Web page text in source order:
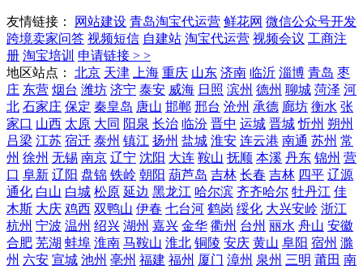
友情链接： 网站建设 青岛淘宝代运营 鲜花网 微信公众号开发
跨境卖家问答 视频短信 自建站 淘宝代运营 视频会议 工商注
册 淘宝培训 申请链接 > >
地区站点：
北京 天津 上海 重庆 山东 济南 临沂 淄博 青岛 枣
庄 东营 烟台 潍坊 济宁 泰安 威海 日照 滨州 德州 聊城 菏泽 河
北 石家庄 保定 秦皇岛 唐山 邯郸 邢台 沧州 承德 廊坊 衡水 张
家口 山西 太原 大同 阳泉 长治 临汾 晋中 运城 晋城 忻州 朔州
吕梁 江苏 宿迁 泰州 镇江 扬州 盐城 淮安 连云港 南通 苏州 常
州 徐州 无锡 南京 辽宁 沈阳 大连 鞍山 抚顺 本溪 丹东 锦州 营
口 阜新 辽阳 盘锦 铁岭 朝阳 葫芦岛 吉林 长春 吉林 四平 辽源
通化 白山 白城 松原 延边 黑龙江 哈尔滨 齐齐哈尔 牡丹江 佳
木斯 大庆 鸡西 双鸭山 伊春 七台河 鹤岗 绥化 大兴安岭 浙江
杭州 宁波 温州 绍兴 湖州 嘉兴 金华 衢州 台州 丽水 舟山 安徽
合肥 芜湖 蚌埠 淮南 马鞍山 淮北 铜陵 安庆 黄山 阜阳 宿州 滁
州 六安 宣城 池州 亳州 福建 福州 厦门 漳州 泉州 三明 莆田 南